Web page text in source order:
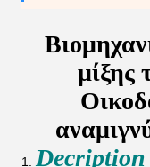
μίξης
1. Decription